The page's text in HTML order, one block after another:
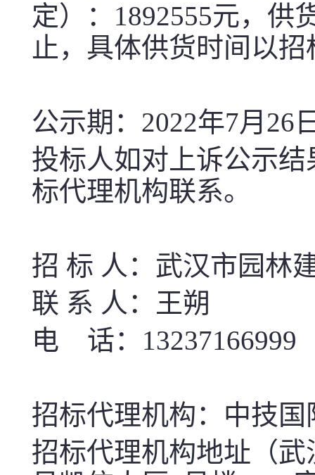
定）： 1892555元，供
止，具体供货时间以
公示期： 2022年7月 26
投标人如对上诉公示
标代理机构联系。
招 标 人：武汉市园林
联 系 人：王朔
电
话： 13237166999
招标代理机构：中技
招标代理机构地址（